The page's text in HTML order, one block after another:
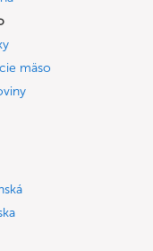
mäso